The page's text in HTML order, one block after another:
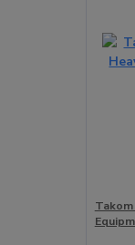
Takom